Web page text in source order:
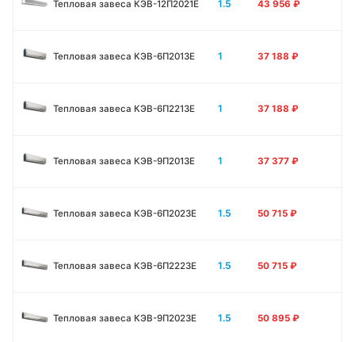
Тепловая завеса КЭВ-12П2021E 1.5 43 956 ₽
Тепловая завеса КЭВ-6П2013E 1 37 188 ₽
Тепловая завеса КЭВ-6П2213Е 1 37 188 ₽
Тепловая завеса КЭВ-9П2013E 1 37 377 ₽
Тепловая завеса КЭВ-6П2023E 1.5 50 715 ₽
Тепловая завеса КЭВ-6П2223E 1.5 50 715 ₽
Тепловая завеса КЭВ-9П2023E 1.5 50 895 ₽